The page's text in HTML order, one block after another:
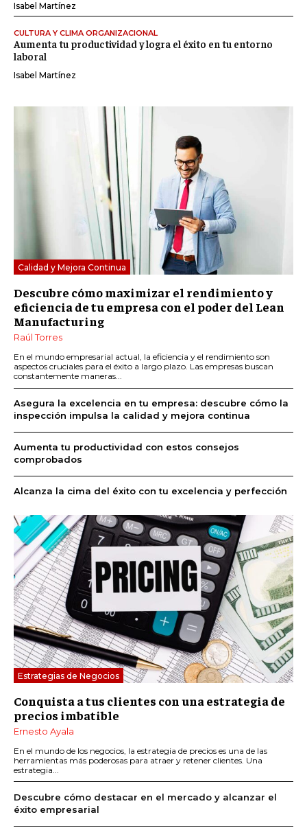
Isabel Martínez
CULTURA Y CLIMA ORGANIZACIONAL
Aumenta tu productividad y logra el éxito en tu entorno
laboral
Isabel Martínez
Calidad y Mejora Continua
Descubre cómo maximizar el rendimiento y
eficiencia de tu empresa con el poder del Lean
Manufacturing
Raúl Torres
En el mundo empresarial actual, la eficiencia y el rendimiento son
aspectos cruciales para el éxito a largo plazo. Las empresas buscan
constantemente maneras...
Asegura la excelencia en tu empresa: descubre cómo la
inspección impulsa la calidad y mejora continua
Aumenta tu productividad con estos consejos
comprobados
Alcanza la cima del éxito con tu excelencia y perfección
Estrategias de Negocios
Conquista a tus clientes con una estrategia de
precios imbatible
Ernesto Ayala
En el mundo de los negocios, la estrategia de precios es una de las
herramientas más poderosas para atraer y retener clientes. Una
estrategia...
Descubre cómo destacar en el mercado y alcanzar el
éxito empresarial